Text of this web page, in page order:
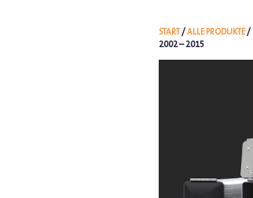
START/ALLE PRODUKTE/
2002 – 2015